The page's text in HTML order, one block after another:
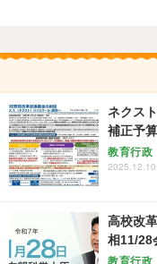
ネクス
補正予
教育行政
高校改
相11/28
教育行政